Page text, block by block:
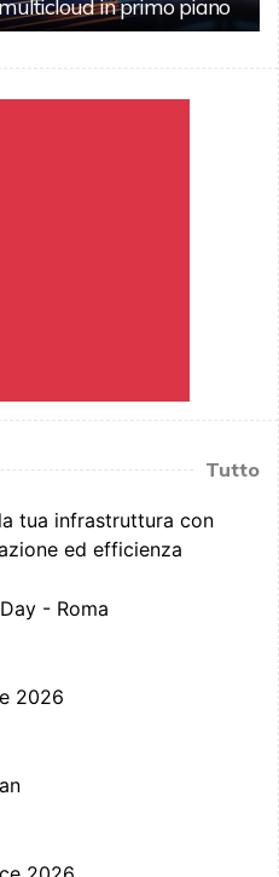
in primo piano
Tutto
tua infrastruttura con
ed efficienza
- Roma
2026